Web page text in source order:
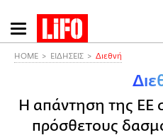
Παράκαμψη
προς
HOME ΕΙΔΗΣΕΙΣ Διεθνή
Η απάντηση της ΕΕ
πρόσθετους